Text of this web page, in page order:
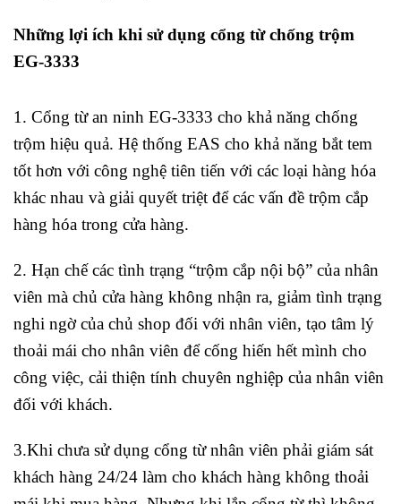
Những lợi ích khi sử dụng cổng từ chống trộm
EG-3333
1. Cổng từ an ninh EG-3333 cho khả năng chống
trộm hiệu quả. Hệ thống EAS cho khả năng bắt tem
tốt hơn với công nghệ tiên tiến với các loại hàng hóa
khác nhau và giải quyết triệt để các vấn đề trộm cắp
hàng hóa trong cửa hàng.
2. Hạn chế các tình trạng “trộm cắp nội bộ” của nhân
viên mà chủ cửa hàng không nhận ra, giảm tình trạng
nghi ngờ của chủ shop đối với nhân viên, tạo tâm lý
thoải mái cho nhân viên để cống hiến hết mình cho
công việc, cải thiện tính chuyên nghiệp của nhân viên
đối với khách.
3.Khi chưa sử dụng cổng từ nhân viên phải giám sát
khách hàng 24/24 làm cho khách hàng không thoải